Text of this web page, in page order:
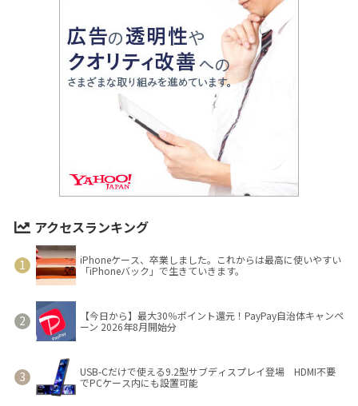
アクセスランキング
iPhoneケース、卒業しました。これからは最高に使いやすい
「iPhoneバック」で生きていきます。
【今日から】最大30％ポイント還元！PayPay自治体キャンペ
ーン 2026年8月開始分
USB-Cだけで使える9.2型サブディスプレイ登場 HDMI不要
でPCケース内にも設置可能